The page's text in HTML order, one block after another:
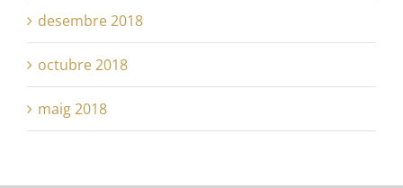
desembre 2018
octubre 2018
maig 2018